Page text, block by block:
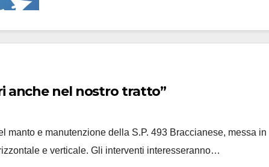
anche nel nostro tratto”
manto e manutenzione della S.P. 493 Braccianese, messa in
e verticale. Gli interventi interesseranno…